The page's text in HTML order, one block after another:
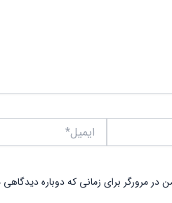
ایمیل*
در مرورگر برای زمانی که دوباره